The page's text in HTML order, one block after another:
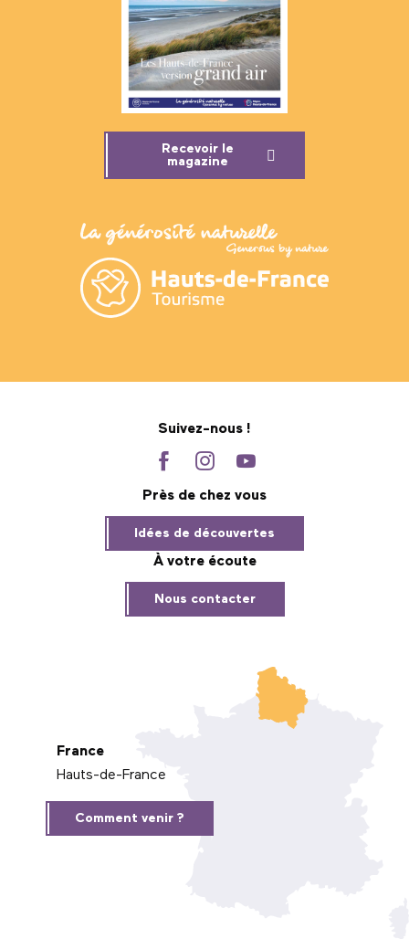
Recevoir le
magazine
Suivez-nous !
Près de chez vous
Idées de découvertes
À votre écoute
Nous contacter
France
Hauts-de-France
Comment venir ?